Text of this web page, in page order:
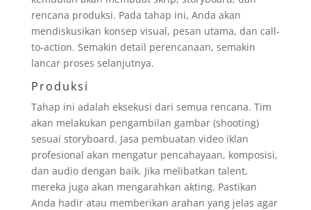
rencana produksi. Pada tahap ini, Anda akan
mendiskusikan konsep visual, pesan utama, dan call-
to-action. Semakin detail perencanaan, semakin
lancar proses selanjutnya.
Produksi
Tahap ini adalah eksekusi dari semua rencana. Tim
akan melakukan pengambilan gambar (shooting)
sesuai storyboard. Jasa pembuatan video iklan
profesional akan mengatur pencahayaan, komposisi,
dan audio dengan baik. Jika melibatkan talent,
mereka juga akan mengarahkan akting. Pastikan
Anda hadir atau memberikan arahan yang jelas agar